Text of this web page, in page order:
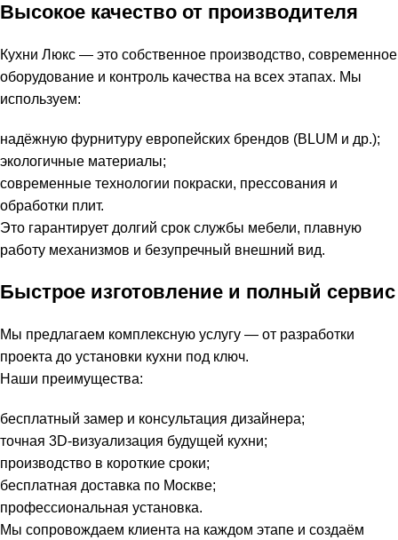
Высокое качество от производителя
Кухни Люкс — это собственное производство, современное
оборудование и контроль качества на всех этапах. Мы
используем:
надёжную фурнитуру европейских брендов (BLUM и др.);
экологичные материалы;
современные технологии покраски, прессования и
обработки плит.
Это гарантирует долгий срок службы мебели, плавную
работу механизмов и безупречный внешний вид.
Быстрое изготовление и полный сервис
Мы предлагаем комплексную услугу — от разработки
проекта до установки кухни под ключ.
Наши преимущества:
бесплатный замер и консультация дизайнера;
точная 3D-визуализация будущей кухни;
производство в короткие сроки;
бесплатная доставка по Москве;
профессиональная установка.
Мы сопровождаем клиента на каждом этапе и создаём